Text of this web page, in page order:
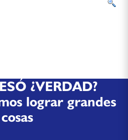
¿VERDAD?
lograr grandes
cosas